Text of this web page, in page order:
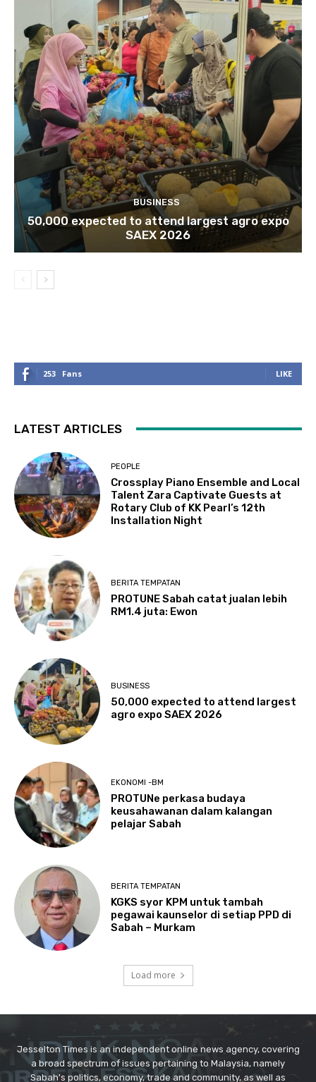
Jesselton Times is an independent online news agency, covering
a broad spectrum of issues pertaining to Malaysia, namely
Sabah's politics, economy, trade and community, as well as